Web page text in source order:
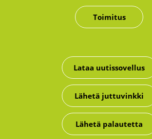
Toimitus
Lataa uutissovellus
Lähetä juttuvinkki
Lähetä palautetta